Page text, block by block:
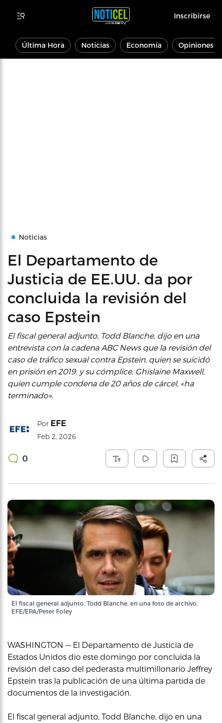
Inscribirse
Última Hora Noticias Economía Opiniones
Noticias
El Departamento de
Justicia de EE.UU. da por
concluida la revisión del
caso Epstein
El fiscal general adjunto, Todd Blanche, dijo en una
entrevista con la cadena ABC News que la revisión del
caso de tráfico sexual contra Epstein, quien se suicidó
en prisión en 2019, y su cómplice, Ghislaine Maxwell,
quien cumple condena de 20 años de cárcel, «ha
terminado».
Por EFE
Feb 2, 2026
0
El fiscal general adjunto, Todd Blanche, en una foto de archivo.
EFE/EPA/Peter Foley
WASHINGTON — El Departamento de Justicia de
Estados Unidos dio este domingo por concluida la
revisión del caso del pederasta multimillonario Jeffrey
Epstein tras la publicación de una última partida de
documentos de la investigación.
El fiscal general adjunto, Todd Blanche, dijo en una